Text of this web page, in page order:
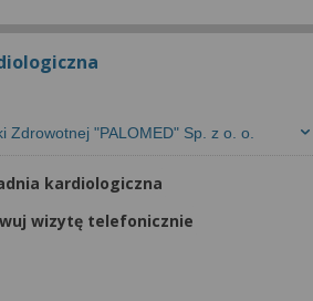
Zdrowotnej "PALOMED" Sp. z o. o.
kardiologiczna
wizytę telefonicznie